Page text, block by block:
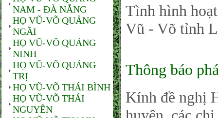
NAM - ĐÀ NẴNG
HỌ VŨ-VÕ QUẢNG
NGÃI
HỌ VŨ-VÕ QUẢNG
NINH
HỌ VŨ-VÕ QUẢNG
TRỊ
HỌ VŨ-VÕ THÁI BÌNH
HỌ VŨ-VÕ THÁI
NGUYÊN
Tình hình
Vũ - Võ tỉnh
Thông báo
Kính đề nghị